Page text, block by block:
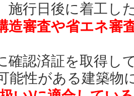
施行日後に着工し
造審査や省エネ審
確認済証を取得し
能性がある建築物